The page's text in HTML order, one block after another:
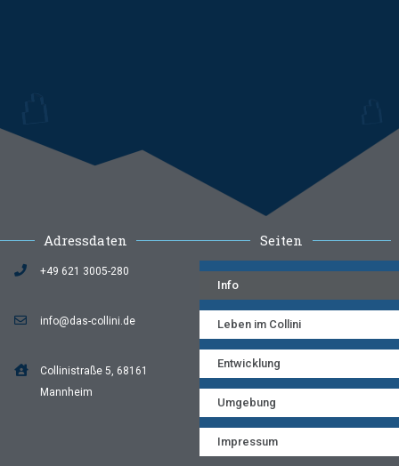
Adressdaten Seiten
+49 621 3005-280
info@das-collini.de
Collinistraße 5, 68161
Mannheim
Info
Leben im Collini
Entwicklung
Umgebung
Impressum